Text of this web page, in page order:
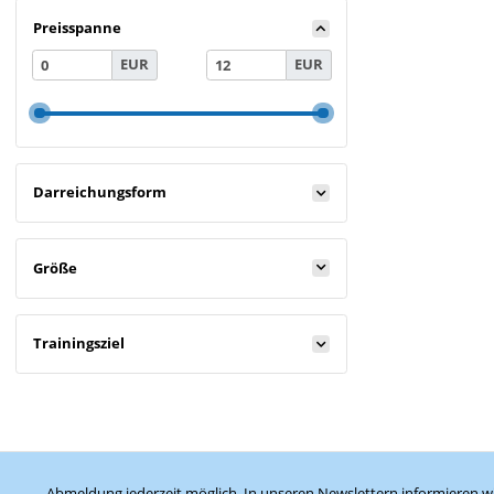
Preisspanne
EUR
EUR
Darreichungsform
Größe
Trainingsziel